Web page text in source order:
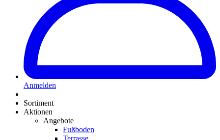
Anmelden
Sortiment
Aktionen
Angebote
Fußboden
Terrasse